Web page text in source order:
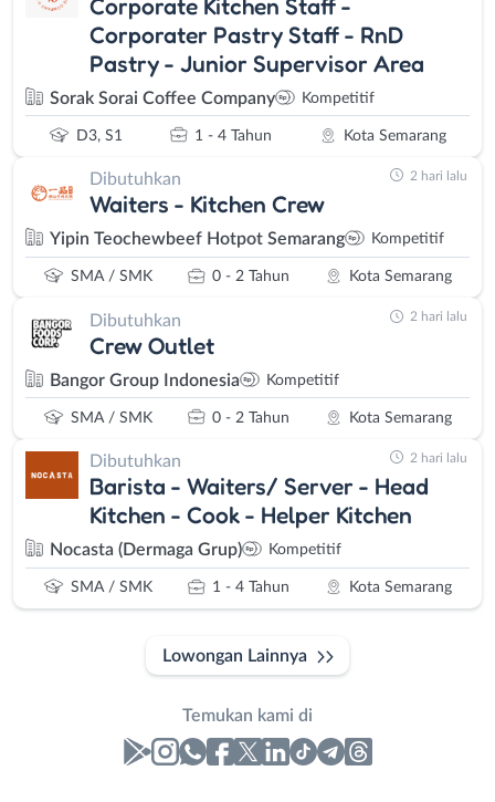
Corporater Pastry Staff - RnD
Pastry - Junior Supervisor Area
Sorak Sorai Coffee Company Kompetitif
D3, S1 1 - 4 Tahun Kota Semarang
Dibutuhkan
Waiters - Kitchen Crew
Yipin Teochewbeef Hotpot Semarang Kompetitif
SMA / SMK 0 - 2 Tahun Kota Semarang
2 hari lalu
Dibutuhkan
Crew Outlet
Bangor Group Indonesia Kompetitif
SMA / SMK 0 - 2 Tahun Kota Semarang
2 hari lalu
Dibutuhkan
Barista - Waiters/ Server - Head
Kitchen - Cook - Helper Kitchen
Nocasta (Dermaga Grup) Kompetitif
SMA / SMK 1 - 4 Tahun Kota Semarang
2 hari lalu
Lowongan Lainnya
Temukan kami di